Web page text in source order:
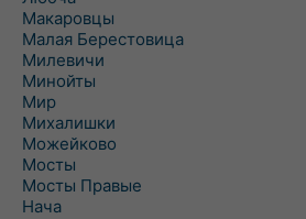
Макаровцы
Малая Берестовица
Милевичи
Минойты
Мир
Михалишки
Можейково
Мосты
Мосты Правые
Нача